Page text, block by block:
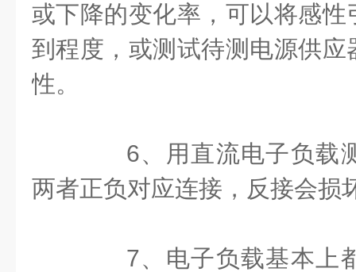
或下降的变化率，可以将感
到程度，或测试待测电源供
性。
6、用直流电子负载
两者正负对应连接，反接会损
7、电子负载基本上